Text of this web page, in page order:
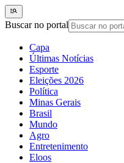
Buscar no portal
Capa
Últimas Notícias
Esporte
Eleições 2026
Política
Minas Gerais
Brasil
Mundo
Agro
Entretenimento
Eloos